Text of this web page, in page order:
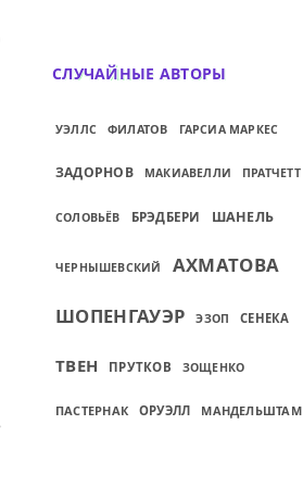
В ДВЕРЯХ ЭДЕМА
СЛУЧАЙНЫЕ АВТОРЫ
УЭЛЛС ФИЛАТОВ ГАРСИА МАРКЕС
ЗАДОРНОВ МАКИАВЕЛЛИ ПРАТЧЕТТ
СОЛОВЬЁВ БРЭДБЕРИ ШАНЕЛЬ
ЧЕРНЫШЕВСКИЙ АХМАТОВА
ШОПЕНГАУЭР ЭЗОП СЕНЕКА
ТВЕН ПРУТКОВ ЗОЩЕНКО
ПАСТЕРНАК ОРУЭЛЛ МАНДЕЛЬШТАМ